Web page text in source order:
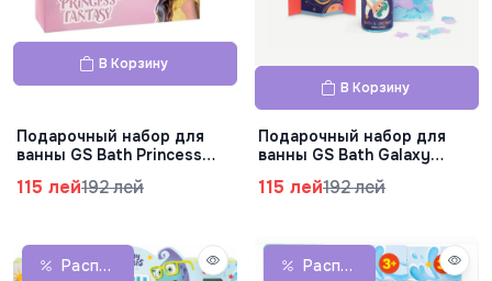
В Корзину
Подарочный набор для
ванны GS Bath Princess
115 лей192 лей
В Корзину
Подарочный набор для
ванны GS Bath Galaxy
115 лей192 лей
Распродажа Распродажа